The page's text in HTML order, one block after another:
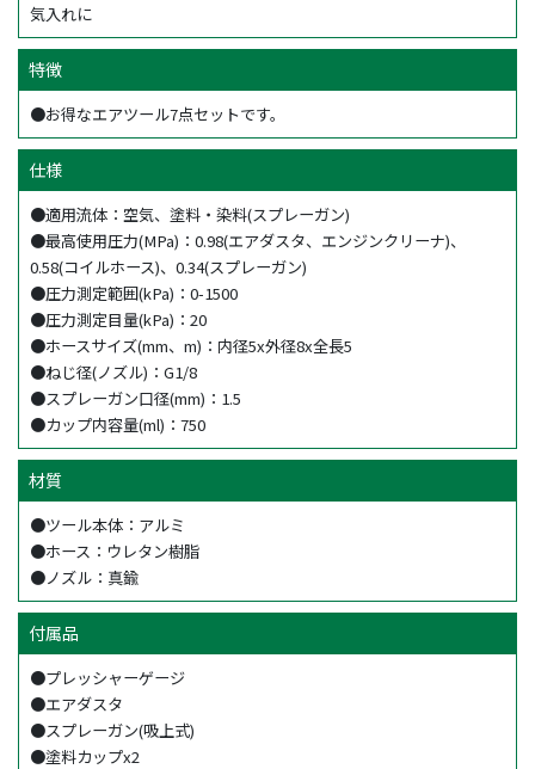
気入れに
特徴
●お得なエアツール7点セットです。
仕様
●適用流体：空気、塗料・染料(スプレーガン)
●最高使用圧力(MPa)：0.98(エアダスタ、エンジンクリーナ)、
0.58(コイルホース)、0.34(スプレーガン)
●圧力測定範囲(kPa)：0-1500
●圧力測定目量(kPa)：20
●ホースサイズ(mm、m)：内径5x外径8x全長5
●ねじ径(ノズル)：G1/8
●スプレーガン口径(mm)：1.5
●カップ内容量(ml)：750
材質
●ツール本体：アルミ
●ホース：ウレタン樹脂
●ノズル：真鍮
付属品
●プレッシャーゲージ
●エアダスタ
●スプレーガン(吸上式)
●塗料カップx2